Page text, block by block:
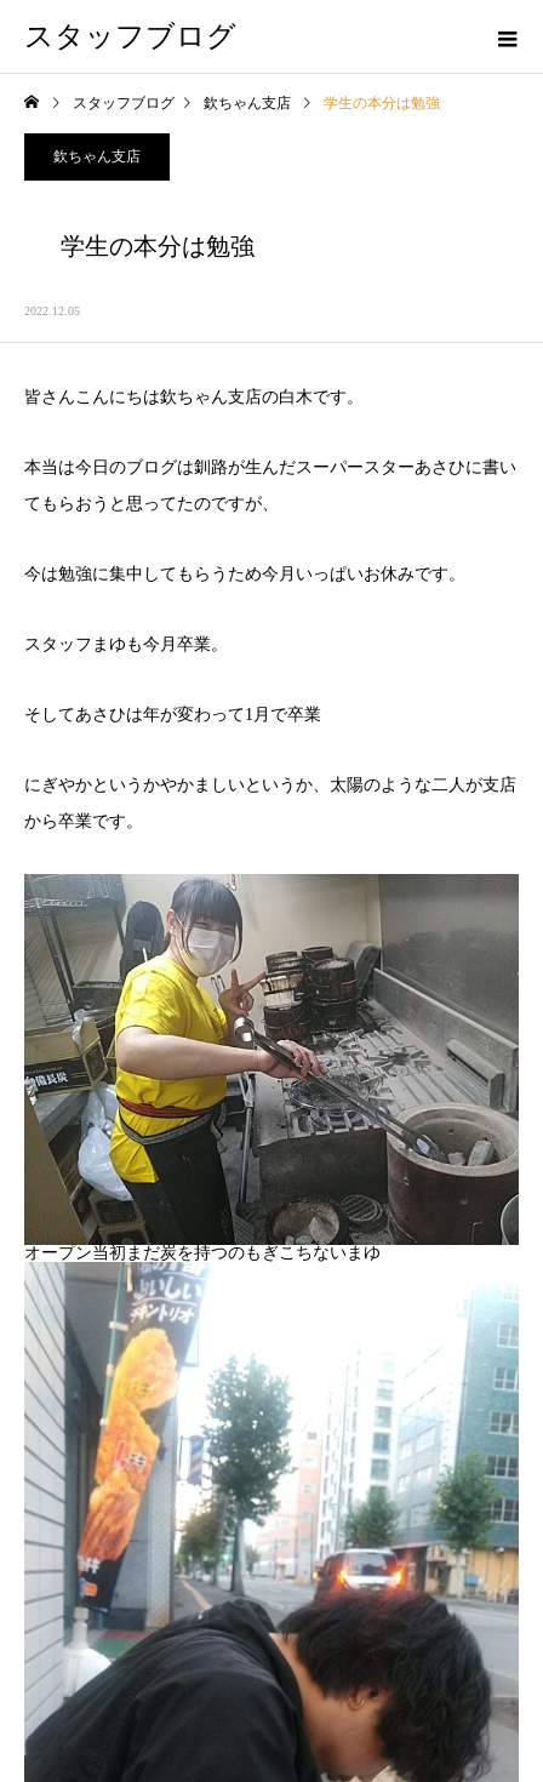
スタッフブログ
スタッフブログ 欽ちゃん支店 学生の本分は勉強
欽ちゃん支店
学生の本分は勉強
2022.12.05
皆さんこんにちは欽ちゃん支店の白木です。
本当は今日のブログは釧路が生んだスーパースターあさひに書い
てもらおうと思ってたのですが、
今は勉強に集中してもらうため今月いっぱいお休みです。
スタッフまゆも今月卒業。
そしてあさひは年が変わって1月で卒業
にぎやかというかやかましいというか、太陽のような二人が支店
から卒業です。
オープン当初まだ炭を持つのもぎこちないまゆ